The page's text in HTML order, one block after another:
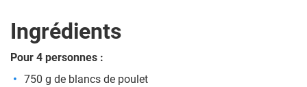
Ingrédients
Pour 4 personnes :
750 g de blancs de poulet